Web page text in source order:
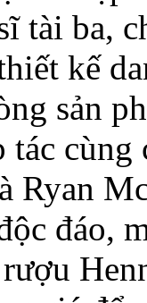
tài ba,
kế
sản
tác cùng
Ryan
đáo,